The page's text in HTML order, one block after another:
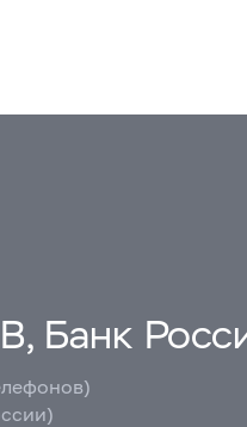
Банк